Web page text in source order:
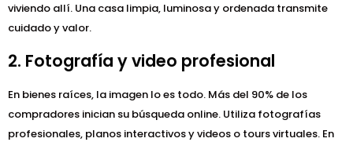
viviendo allí. Una casa limpia, luminosa y ordenada transmite
cuidado y valor.
2. Fotografía y video profesional
En bienes raíces, la imagen lo es todo. Más del 90% de los
compradores inician su búsqueda online. Utiliza fotografías
profesionales, planos interactivos y videos o tours virtuales. En